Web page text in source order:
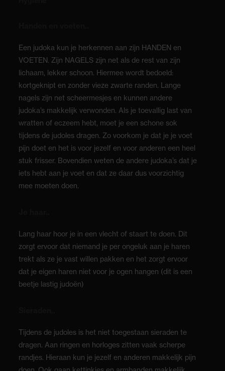
Een judoka kun je herkennen aan zijn HANDEN en
VOETEN. Zijn NAGELS zijn net als de rest van zijn
lichaam, lekker schoon. Hiermee wordt bedoeld:
kortgeknipt en zonder vieze zwarte randen. Lange
nagels zijn net scheermesjes en kunnen andere
judoka’s makkelijk verwonden. Als je toevallig last van
wratten of eczeem hebt, moet je een schone sok
tijdens de judoles dragen. Zo voorkom je dat je je voet
pijn doet en het is voor jezelf en voor anderen een heel
stuk frisser. Bovendien weten de andere judoka’s dat je
iets hebt aan je voet en dat ze daar dus voorzichtig
mee moeten doen.
Lang haar hoor je in een vlecht of staart te doen. Dit
zorgt ervoor dat niemand je per ongeluk aan je haren
trekt als ze je vast willen pakken en het zorgt ervoor
dat je eigen haren niet voor je ogen hangen (dit is een
beetje lastig judoën)
Tijdens de judoles is het niet toegestaan sieraden te
dragen. Aan ringen en horloges zitten vaak scherpe
randjes. Hieraan kun je jezelf en anderen makkelijk pijn